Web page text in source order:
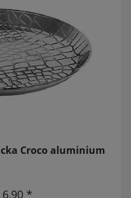
Croco aluminium
*